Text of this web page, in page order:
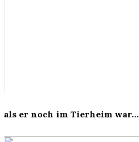
als er noch im Tierheim war…